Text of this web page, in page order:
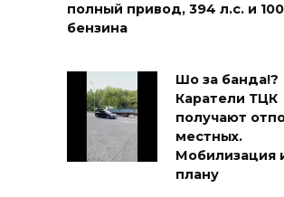
полный привод, 394 л.с. и
бензина
Шо за банда!?
Каратели ТЦК
получают
местных.
Мобилизация
плану